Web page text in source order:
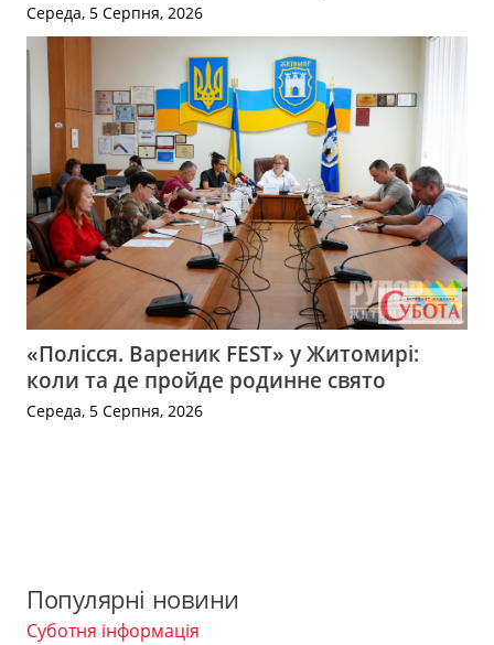
Середа, 5 Серпня, 2026
«Полісся. Вареник FEST» у Житомирі:
коли та де пройде родинне свято
Середа, 5 Серпня, 2026
Популярні новини
Суботня інформація